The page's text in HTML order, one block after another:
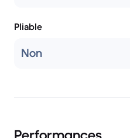
Pliable
Non